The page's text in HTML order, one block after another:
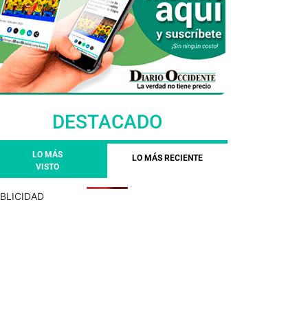
DESTACADO
LO MÁS
VISTO
LO MÁS RECIENTE